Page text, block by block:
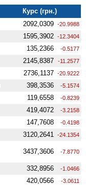
Курс (грн.)
2092,0309 -20.9988
1595,3902 -12.3404
135,2366 -0.5177
2145,8387 -11.2577
2736,1137 -20.9222
398,3536 -5.1574
119,6558 -0.8239
419,4072 -3.2158
147,7608 -0.4198
3120,2641 -24.1354
3437,3606 -7.8770
332,8956 -1.0466
420,0566 -3.0611